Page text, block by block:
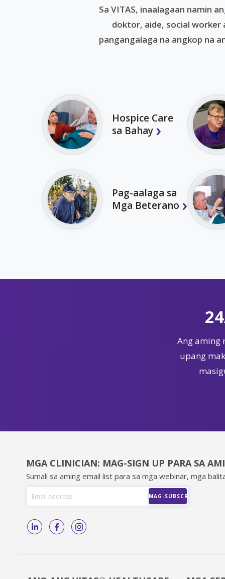
Sa VITAS, inaalagaan namin
doktor, aide, social worker
pangangalaga na angkop na
Hospice Care
sa Bahay
Pag-aalaga sa
Mga Beterano
Ang aming
upang
MGA CLINICIAN: MAG-SIGN UP PARA SA
Sumali sa aming email list para sa mga webinar, mga